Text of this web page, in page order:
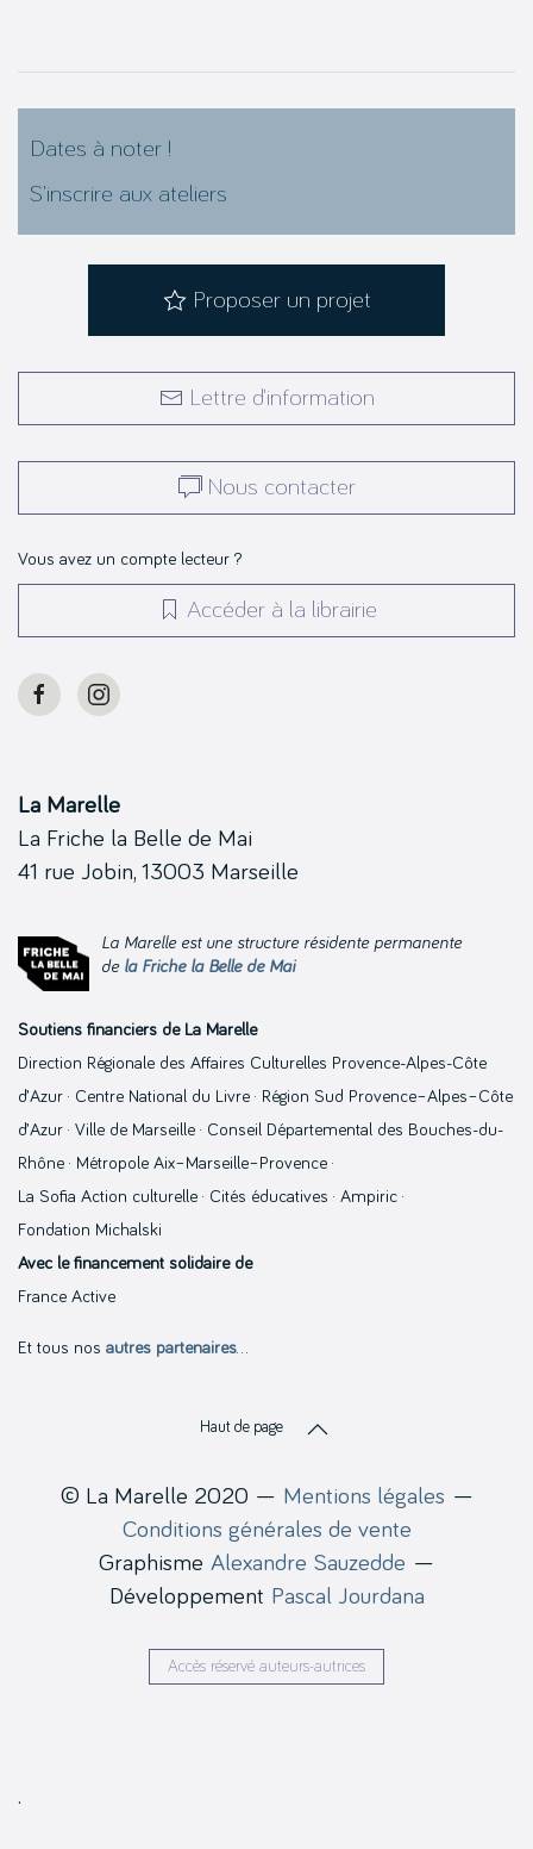
Dates à noter !
S’inscrire aux ateliers
Proposer un projet
Lettre d’information
Nous contacter
Vous avez un compte lecteur ?
Accéder à la librairie
La Marelle
La Friche la Belle de Mai
41 rue Jobin, 13003 Marseille
La Marelle est une structure résidente permanente
de la Friche la Belle de Mai
Soutiens financiers de La Marelle
Direction Régionale des Affaires Culturelles Provence-Alpes-Côte
d’Azur · Centre National du Livre · Région Sud Provence–Alpes–Côte
d’Azur · Ville de Marseille · Conseil Départemental des Bouches-du-
Rhône · Métropole Aix–Marseille–Provence ·
La Sofia Action culturelle · Cités éducatives · Ampiric ·
Fondation Michalski
Avec le financement solidaire de
France Active
Et tous nos autres partenaires…
Haut de page
© La Marelle 2020 — Mentions légales —
Conditions générales de vente
Graphisme Alexandre Sauzedde —
Développement Pascal Jourdana
Accès réservé auteurs-autrices
.